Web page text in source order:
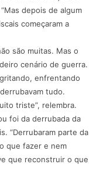
depois de algum
começaram a
são muitas. Mas o
cenário de guerra.
enfrentando
tudo.
triste”, relembra.
foi da derrubada da
“Derrubaram parte da
que fazer e nem
que reconstruir o que